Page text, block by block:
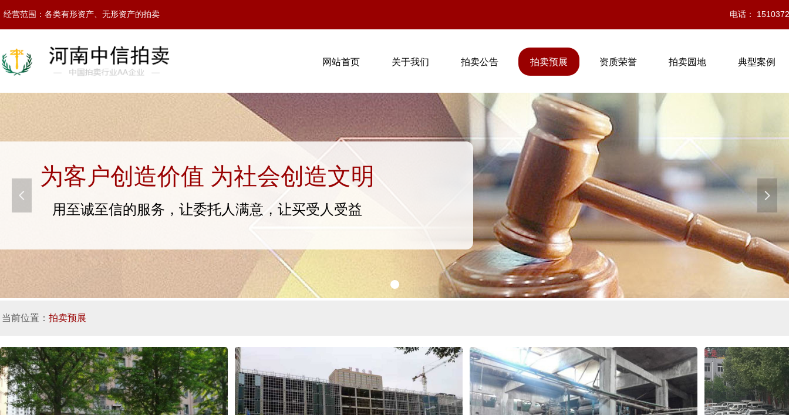
为客户创造价值 为社会创造文明
用至诚至信的服务，让委托人满意，让买受人受益
넳 넲
网站首页 关于我们 拍卖公告 拍卖预展 资质荣誉 拍卖园地 典型案例
经营范围：各类有形资产、无形资产的拍卖 电话：
当前位置： 拍卖预展